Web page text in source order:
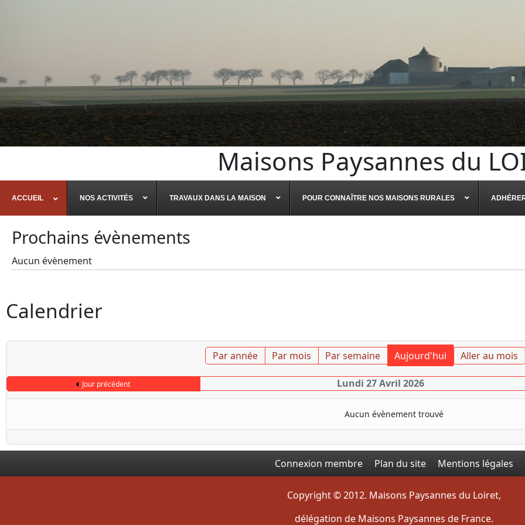
Maisons Paysannes du
ACCUEIL NOS ACTIVITÉS TRAVAUX DANS LA MAISON POUR CONNAÎTRE NOS MAISONS RURALES
Prochains évènements
Aucun évènement
Calendrier
Par année Par mois Par semaine Aujourd'hui Aller au mois
Jour précédent Lundi 27 Avril 2026
Aucun évènement trouvé
Connexion membre Plan du site Mentions légales
Copyright © 2012. Maisons Paysannes du Loiret,
délégation de Maisons Paysannes de France.